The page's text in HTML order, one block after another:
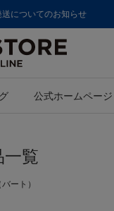
についてのお知らせ
公式ホームページ
一覧
ート）